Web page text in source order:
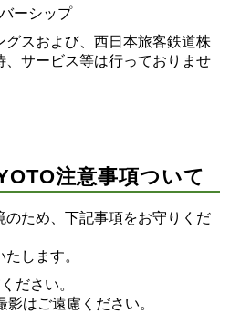
ーシップ
スおよび、西日本旅客鉄道株
サービス等は行っておりませ
注意事項ついて
ため、下記事項をお守りくだ
します。
ださい。
はご遠慮ください。